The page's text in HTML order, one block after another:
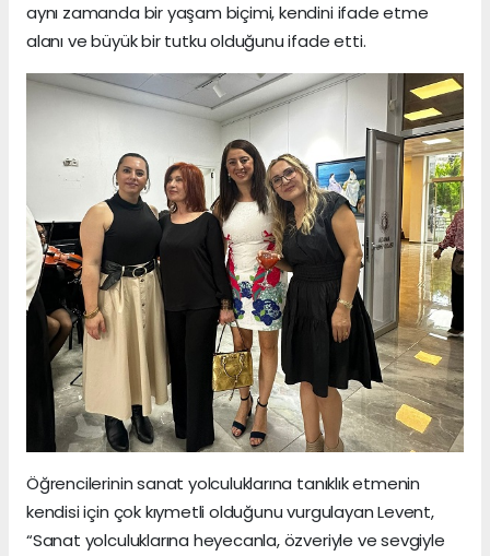
aynı zamanda bir yaşam biçimi, kendini ifade etme
alanı ve büyük bir tutku olduğunu ifade etti.
Öğrencilerinin sanat yolculuklarına tanıklık etmenin
kendisi için çok kıymetli olduğunu vurgulayan Levent,
“Sanat yolculuklarına heyecanla, özveriyle ve sevgiyle